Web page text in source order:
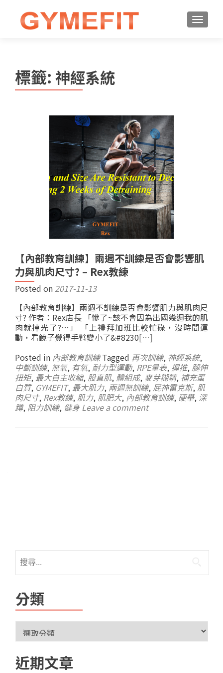
標籤: 神經系統
【內部教育訓練】兩週不訓練是否會影響肌
力與肌肉尺寸? – Rex教練
Posted on 2017-11-13
【內部教育訓練】兩週不訓練是否會影響肌力與肌肉尺
寸? 作者：Rex店長 「慘了~該不會因為出國幾週我的肌
肉就掉光了?…」 「上禮拜加班比較忙碌，沒時間運
動，看鏡子覺得手臂變小了&#8230[…]
Posted in 內部教育訓練 Tagged 再次訓練, 神經系統,
中斷訓練, 無氧, 有氧, 耐力型運動, RPE量表, 握推, 腿伸
扭矩, 最大自主收縮, 股直肌, 體組成, 麥芽糊精, 補充蛋
白質, GYMEFIT, 最大肌力, 兩週無訓練, 屁神雷克斯, 肌
肉尺寸, Rex教練, 肌力, 肌肥大, 內部教育訓練, 硬舉, 深
蹲, 阻力訓練, 健身 Leave a comment
分類
近期文章